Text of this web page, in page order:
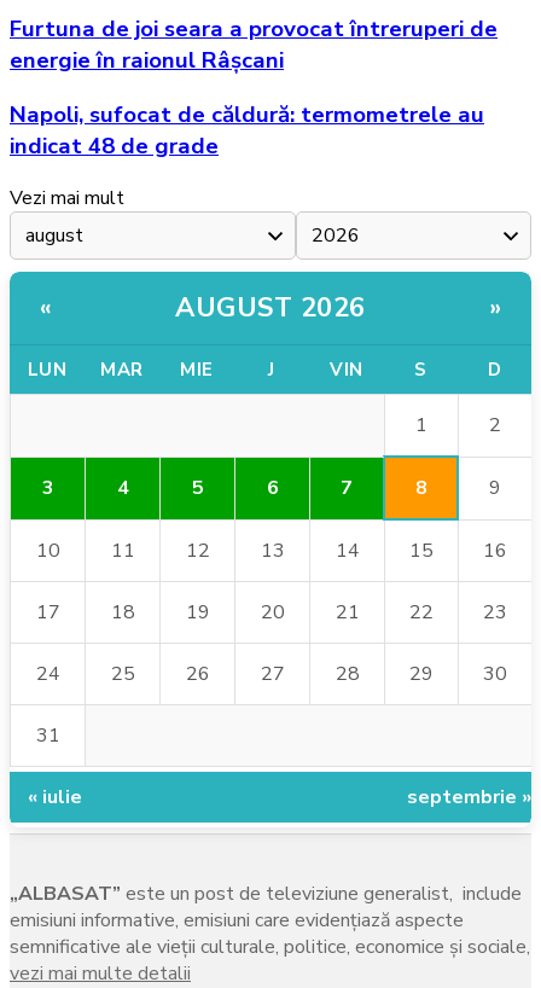
Furtuna de joi seara a provocat întreruperi de
energie în raionul Râșcani
Napoli, sufocat de căldură: termometrele au
indicat 48 de grade
Vezi mai mult
« AUGUST 2026 »
LUN MAR MIE J VIN S D
1 2
3 4 5 6 7 8 9
10 11 12 13 14 15 16
17 18 19 20 21 22 23
24 25 26 27 28 29 30
31
« iulie septembrie »
„ALBASAT” este un post de televiziune generalist, include
emisiuni informative, emisiuni care evidenţiază aspecte
semnificative ale vieţii culturale, politice, economice şi sociale,
vezi mai multe detalii